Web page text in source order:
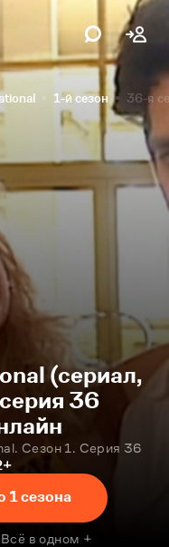
1-й сезон 36-я
(сериал,
36
Сезон 1. Серия 36
1 сезона
в одном +